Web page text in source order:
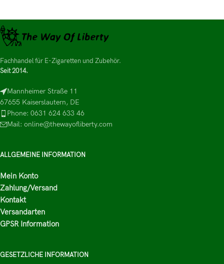
Fachhandel für E-Zigaretten und Zubehör.
Seit 2014.
Mannheimer Straße 11
67655 Kaiserslautern, DE
Phone: 0631 624 633 46
Mail: online@thewayofliberty.com
ALLGEMEINE INFORMATION
Mein Konto
Zahlung/Versand
Kontakt
Versandarten
GPSR Information
GESETZLICHE INFORMATION